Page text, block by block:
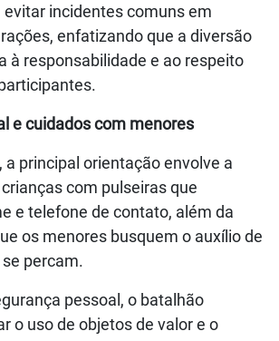
evitar incidentes comuns em
enfatizando que a diversão
à responsabilidade e ao respeito
e cuidados com menores
a principal orientação envolve a
com pulseiras que
e telefone de contato, além da
os menores busquem o auxílio de
percam.
pessoal, o batalhão
o uso de objetos de valor e o